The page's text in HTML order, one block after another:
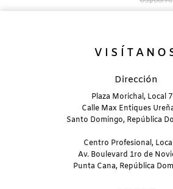
Dirección
Plaza Morichal, Local
Calle Max Entiques
Santo Domingo, República
Centro Profesional,
Av. Boulevard 1ro de
Punta Cana, República